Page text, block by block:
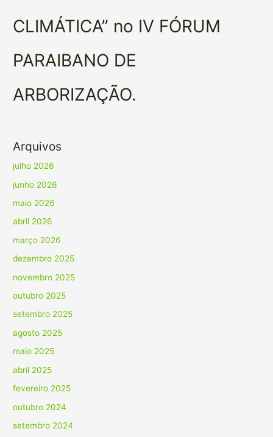
CLIMÁTICA” no IV FÓRUM
PARAIBANO DE
ARBORIZAÇÃO.
Arquivos
julho 2026
junho 2026
maio 2026
abril 2026
março 2026
dezembro 2025
novembro 2025
outubro 2025
setembro 2025
agosto 2025
maio 2025
abril 2025
fevereiro 2025
outubro 2024
setembro 2024